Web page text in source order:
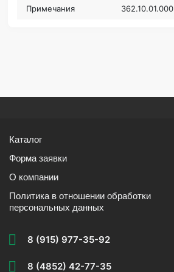
Примечания 362.10.01.000
Каталог
Форма заявки
О компании
Политика в отношении обработки
персональных данных
8 (915) 977-35-92
8 (4852) 42-77-35